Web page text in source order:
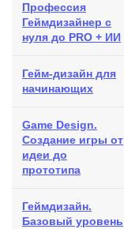
Профессия
Геймдизайнер с
нуля до PRO + ИИ
Гейм-дизайн для
начинающих
Game Design.
Создание игры от
идеи до
прототипа
Геймдизайн.
Базовый уровень